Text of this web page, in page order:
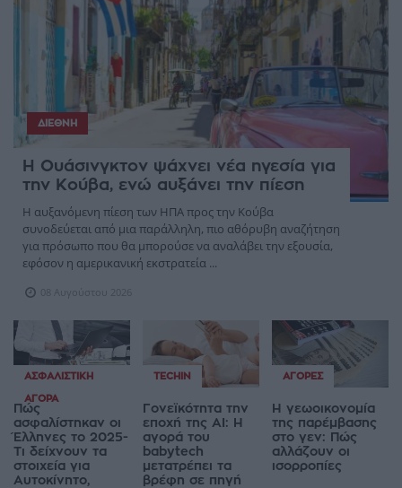
ΔΙΕΘΝΉ
Η Ουάσινγκτον ψάχνει νέα ηγεσία για
την Κούβα, ενώ αυξάνει την πίεση
Η αυξανόμενη πίεση των ΗΠΑ προς την Κούβα
συνοδεύεται από μια παράλληλη, πιο αθόρυβη αναζήτηση
για πρόσωπο που θα μπορούσε να αναλάβει την εξουσία,
εφόσον η αμερικανική εκστρατεία ...
08 Αυγούστου 2026
ΑΣΦΑΛΙΣΤΙΚΉ
ΑΓΟΡΆ
Πώς
ασφαλίστηκαν οι
Έλληνες το 2025-
Τι δείχνουν τα
στοιχεία για
Αυτοκίνητο,
TECHIN
Γονεϊκότητα την
εποχή της AI: Η
αγορά του
babytech
μετατρέπει τα
βρέφη σε πηγή
ΑΓΟΡΈΣ
Η γεωοικονομία
της παρέμβασης
στο γεν: Πώς
αλλάζουν οι
ισορροπίες